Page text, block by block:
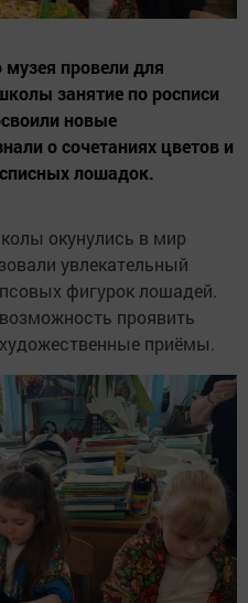
музея провели для
занятие по росписи
новые
о сочетаниях цветов и
лошадок.
окунулись в мир
увлекательный
фигурок лошадей.
проявить
приёмы.